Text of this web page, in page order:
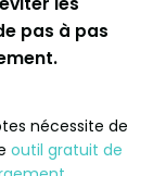
pas à pas
nécessite de
outil gratuit de